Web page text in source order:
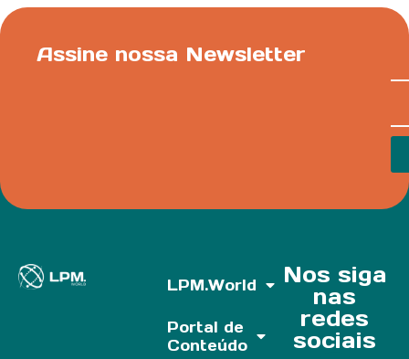
Assine nossa Newsletter
LPM.World
Portal de
Conteúdo
Nos siga
nas
redes
sociais